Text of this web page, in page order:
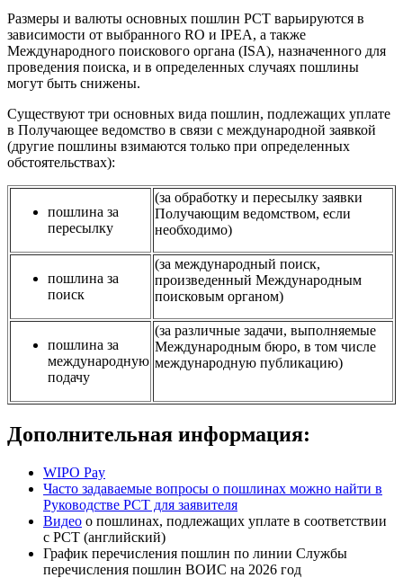
Размеры и валюты основных пошлин PCT варьируются в
зависимости от выбранного RO и IPEA, а также
Международного поискового органа (ISA), назначенного для
проведения поиска, и в определенных случаях пошлины
могут быть снижены.
Существуют три основных вида пошлин, подлежащих уплате
в Получающее ведомство в связи с международной заявкой
(другие пошлины взимаются только при определенных
обстоятельствах):
пошлина за
пересылку
(за обработку и пересылку заявки
Получающим ведомством, если
необходимо)
пошлина за
поиск
(за международный поиск,
произведенный Международным
поисковым органом)
пошлина за
международную
подачу
(за различные задачи, выполняемые
Международным бюро, в том числе
международную публикацию)
Дополнительная информация:
WIPO Pay
Часто задаваемые вопросы о пошлинах можно найти в
Руководстве PCT для заявителя
Видео о пошлинах, подлежащих уплате в соответствии
с PCT (английский)
График перечисления пошлин по линии Службы
перечисления пошлин ВОИС на 2026 год